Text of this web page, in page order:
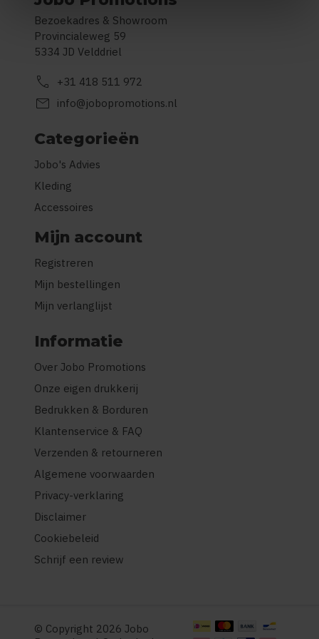
Bezoekadres & Showroom
Provincialeweg 59
5334 JD Velddriel
call +31 418 511 972
mail info@jobopromotions.nl
Categorieën
Jobo's Advies
Kleding
Accessoires
Mijn account
Registreren
Mijn bestellingen
Mijn verlanglijst
Informatie
Over Jobo Promotions
Onze eigen drukkerij
Bedrukken & Borduren
Klantenservice & FAQ
Verzenden & retourneren
Algemene voorwaarden
Privacy-verklaring
Disclaimer
Cookiebeleid
Schrijf een review
© Copyright 2026 Jobo